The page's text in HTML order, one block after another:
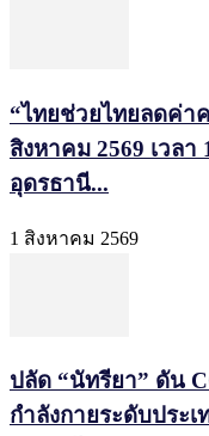
“ไทยช่วยไทยลดค่า
สิงหาคม 2569 เวล
อุดรธานี...
1 สิงหาคม 2569
ปลัด “นัทรียา” ดัน
กำลังกายระดับประเ